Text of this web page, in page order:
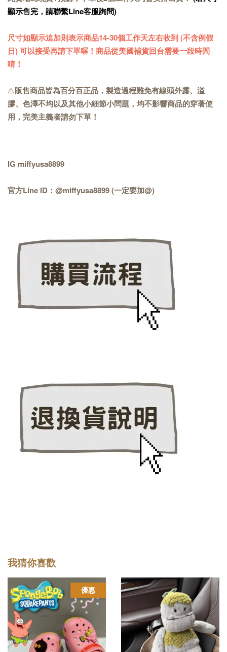
顯示售完，請聯繫Line客服詢問)
尺寸如顯示追加則表示商品14-30個工作天左右收到 (不含例假
日) 可以接受再請下單喔！商品從美國補貨回台需要一段時間
唷！
⚠️販售商品皆為百分百正品，製造過程難免有線頭外露、溢
膠、色澤不均以及其他小細節小問題，均不影響商品的穿著使
用，完美主義者請勿下單！
IG miffyusa8899
官方Line ID：@miffyusa8899 (一定要加@)
我猜你喜歡
優惠